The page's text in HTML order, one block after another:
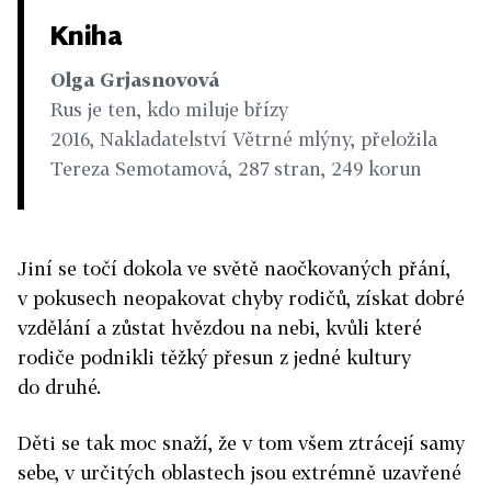
Kniha
Olga Grjasnovová
Rus je ten, kdo miluje břízy
2016, Nakladatelství Větrné mlýny, přeložila
Tereza Semotamová, 287 stran, 249 korun
Jiní se točí dokola ve světě naočkovaných přání,
v pokusech neopakovat chyby rodičů, získat dobré
vzdělání a zůstat hvězdou na nebi, kvůli které
rodiče podnikli těžký přesun z jedné kultury
do druhé.
Děti se tak moc snaží, že v tom všem ztrácejí samy
sebe, v určitých oblastech jsou extrémně uzavřené